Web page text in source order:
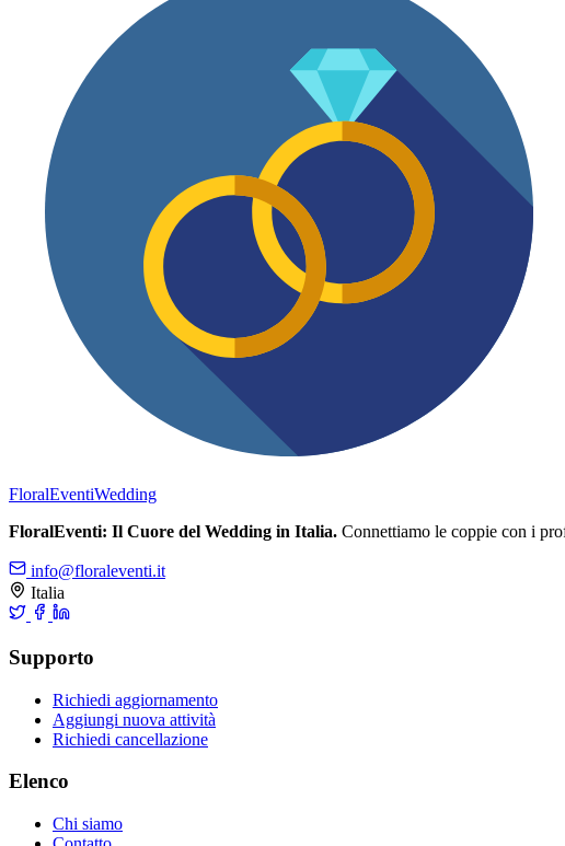
FloralEventiWedding
FloralEventi: Il Cuore del Wedding in Italia. Connettiamo le coppie con i
info@floraleventi.it
Italia
Supporto
Richiedi aggiornamento
Aggiungi nuova attività
Richiedi cancellazione
Elenco
Chi siamo